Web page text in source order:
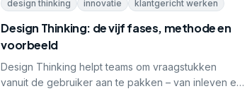
design thinking innovatie klantgericht werken
Design Thinking: de vijf fases, methode en
voorbeeld
Design Thinking helpt teams om vraagstukken
vanuit de gebruiker aan te pakken – van inleven en